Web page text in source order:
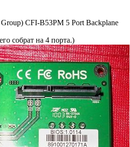
CFI-B53PM 5 Port Backplane
собрат на 4 порта.)